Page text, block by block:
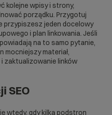
kolejne wpisy i strony,
porządku. Przygotuj
przypiszesz jeden docelowy
i plan linkowania. Jeśli
na to samo pytanie,
mocniejszy materiał,
zaktualizowanie linków
SEO
wtedy, gdy kilka podstron